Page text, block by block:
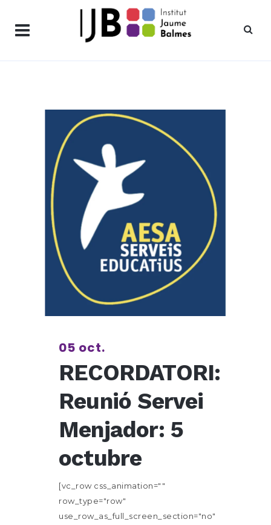
05 oct.
RECORDATORI:
Reunió Servei
Menjador: 5
octubre
[vc_row css_animation=""
row_type="row"
use_row_as_full_screen_section="no"